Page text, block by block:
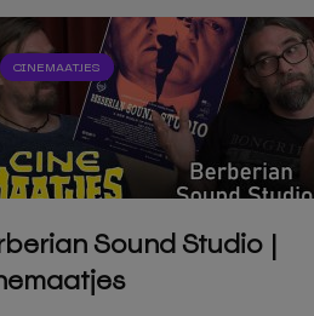
CINEMAATJES
Sound Studio |